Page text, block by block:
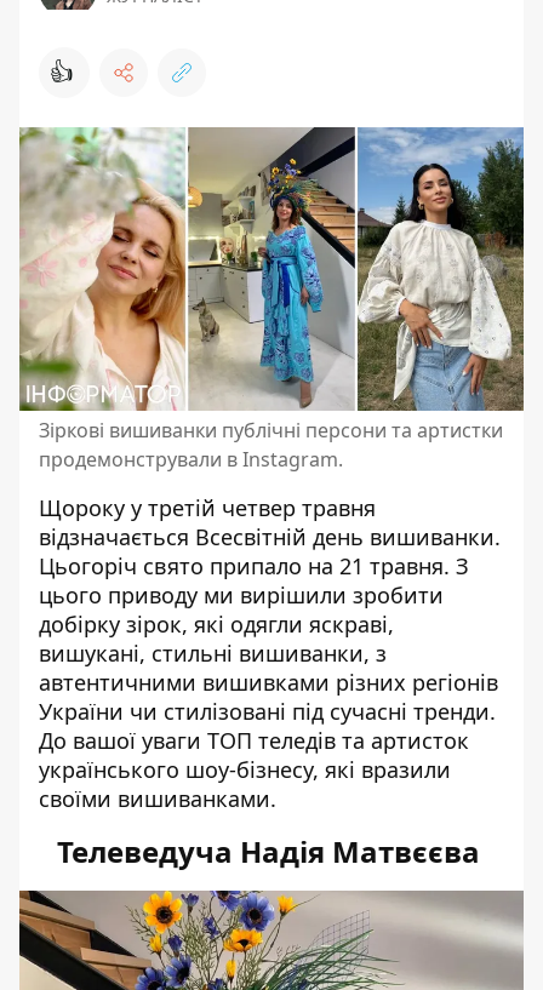
👍
Зіркові вишиванки публічні персони та артистки
продемонстрували в Instagram.
Щороку у третій четвер травня
відзначається Всесвітній день вишиванки.
Цьогоріч свято припало на 21 травня. З
цього приводу ми вирішили зробити
добірку зірок, які одягли яскраві,
вишукані, стильні вишиванки, з
автентичними вишивками різних регіонів
України чи стилізовані під сучасні тренди.
До вашої уваги ТОП теледів та артисток
українського шоу-бізнесу, які вразили
своїми вишиванками.
Телеведуча Надія Матвєєва